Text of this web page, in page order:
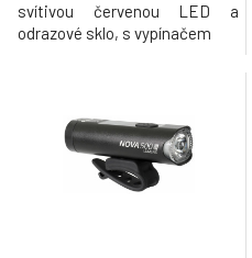
svítivou červenou LED a
odrazové sklo, s vypínačem